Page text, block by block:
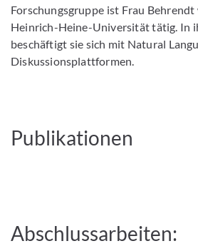
Forschungsgruppe ist Frau
Heinrich-Heine-Universität tätig. In
beschäftigt sie sich mit Natural
Diskussionsplattformen.
Publikationen
Abschlussarbeiten: